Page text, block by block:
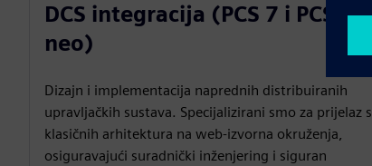
DCS integracija (PCS 7 i PCS
neo)
Dizajn i implementacija naprednih distribuiranih
upravljačkih sustava. Specijalizirani smo za prijelaz s
klasičnih arhitektura na web-izvorna okruženja,
osiguravajući suradnički inženjering i siguran